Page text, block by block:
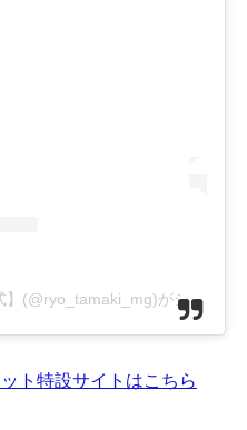
珠城りょうマネージャー【公式】(@ryo_tamaki_mg)がシェアした投稿
ト特設サイトはこちら